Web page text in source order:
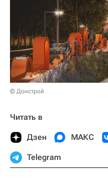
© Донстрой
Читать в
Дзен МАКС
Telegram